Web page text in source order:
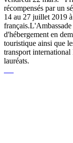
récompensés par un
14 au 27 juillet 2019
d'hébergement en
touristique ainsi que
transport international
lauréats.